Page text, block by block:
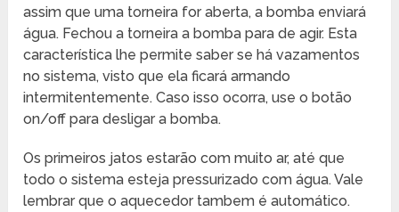
assim que uma torneira for aberta, a bomba enviará
água. Fechou a torneira a bomba para de agir. Esta
característica lhe permite saber se há vazamentos
no sistema, visto que ela ficará armando
intermitentemente. Caso isso ocorra, use o botão
on/off para desligar a bomba.
Os primeiros jatos estarão com muito ar, até que
todo o sistema esteja pressurizado com água. Vale
lembrar que o aquecedor tambem é automático.